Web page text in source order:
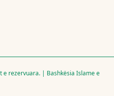
e rezervuara. | Bashkësia Islame e